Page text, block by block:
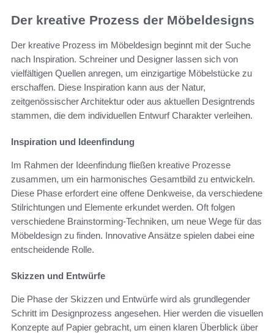
Der kreative Prozess der Möbeldesigns
Der kreative Prozess im Möbeldesign beginnt mit der Suche
nach Inspiration. Schreiner und Designer lassen sich von
vielfältigen Quellen anregen, um einzigartige Möbelstücke zu
erschaffen. Diese Inspiration kann aus der Natur,
zeitgenössischer Architektur oder aus aktuellen Designtrends
stammen, die dem individuellen Entwurf Charakter verleihen.
Inspiration und Ideenfindung
Im Rahmen der Ideenfindung fließen kreative Prozesse
zusammen, um ein harmonisches Gesamtbild zu entwickeln.
Diese Phase erfordert eine offene Denkweise, da verschiedene
Stilrichtungen und Elemente erkundet werden. Oft folgen
verschiedene Brainstorming-Techniken, um neue Wege für das
Möbeldesign zu finden. Innovative Ansätze spielen dabei eine
entscheidende Rolle.
Skizzen und Entwürfe
Die Phase der Skizzen und Entwürfe wird als grundlegender
Schritt im Designprozess angesehen. Hier werden die visuellen
Konzepte auf Papier gebracht, um einen klaren Überblick über